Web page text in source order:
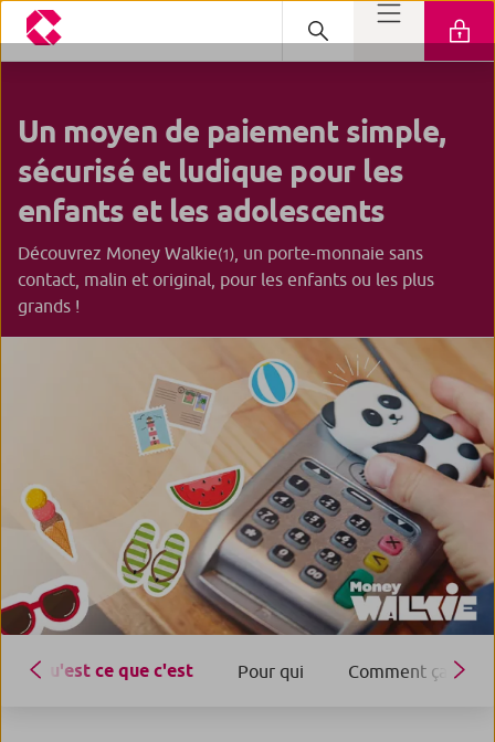
Un moyen de paiement simple,
sécurisé et ludique pour les
enfants et les adolescents
Découvrez Money Walkie(1) , un porte-monnaie sans
contact, malin et original, pour les enfants ou les plus
grands !
Qu'est ce que c'est Pour qui Comment ça